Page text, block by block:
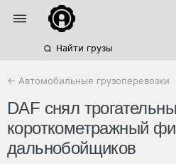
Найти грузы
← Автомобильные грузоперевозки
DAF снял
короткометражный
дальнобойщиков